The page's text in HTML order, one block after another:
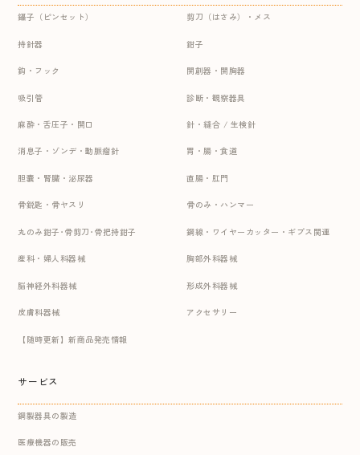
鑷子（ピンセット） 剪刀（はさみ）・メス
持針器 鉗子
鈎・フック 開創器・開胸器
吸引管 診断・観察器具
麻酔・舌圧子・開口 針・縫合 / 生検針
消息子・ゾンデ・動脈瘤針 胃・腸・食道
胆嚢・腎臓・泌尿器 直腸・肛門
骨鋭匙・骨ヤスリ 骨のみ・ハンマー
丸のみ鉗子･骨剪刀･骨把持鉗子 鋼線・ワイヤーカッター・ギプス関連
産科・婦人科器械 胸部外科器械
脳神経外科器械 形成外科器械
皮膚科器械 アクセサリー
【随時更新】新商品発売情報
サービス
鋼製器具の製造
医療機器の販売